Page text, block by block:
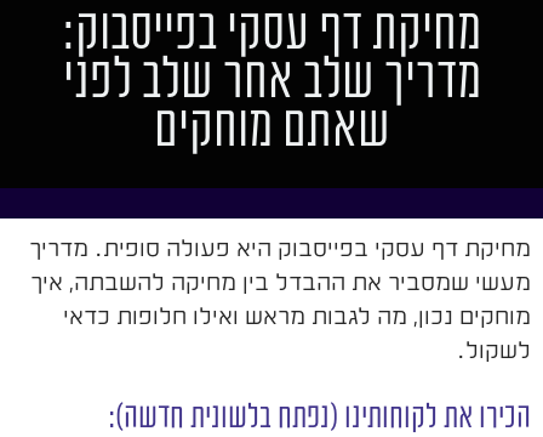
מחיקת דף עסקי בפייסבוק:
מדריך שלב אחר שלב לפני
שאתם מוחקים
מחיקת דף עסקי בפייסבוק היא פעולה סופית. מדריך
מעשי שמסביר את ההבדל בין מחיקה להשבתה, איך
מוחקים נכון, מה לגבות מראש ואילו חלופות כדאי
לשקול.
הכירו את לקוחותינו (נפתח בלשונית חדשה):